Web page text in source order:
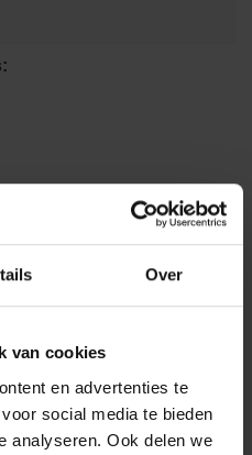
Over
van cookies
en advertenties te
social media te bieden
analyseren. Ook delen we